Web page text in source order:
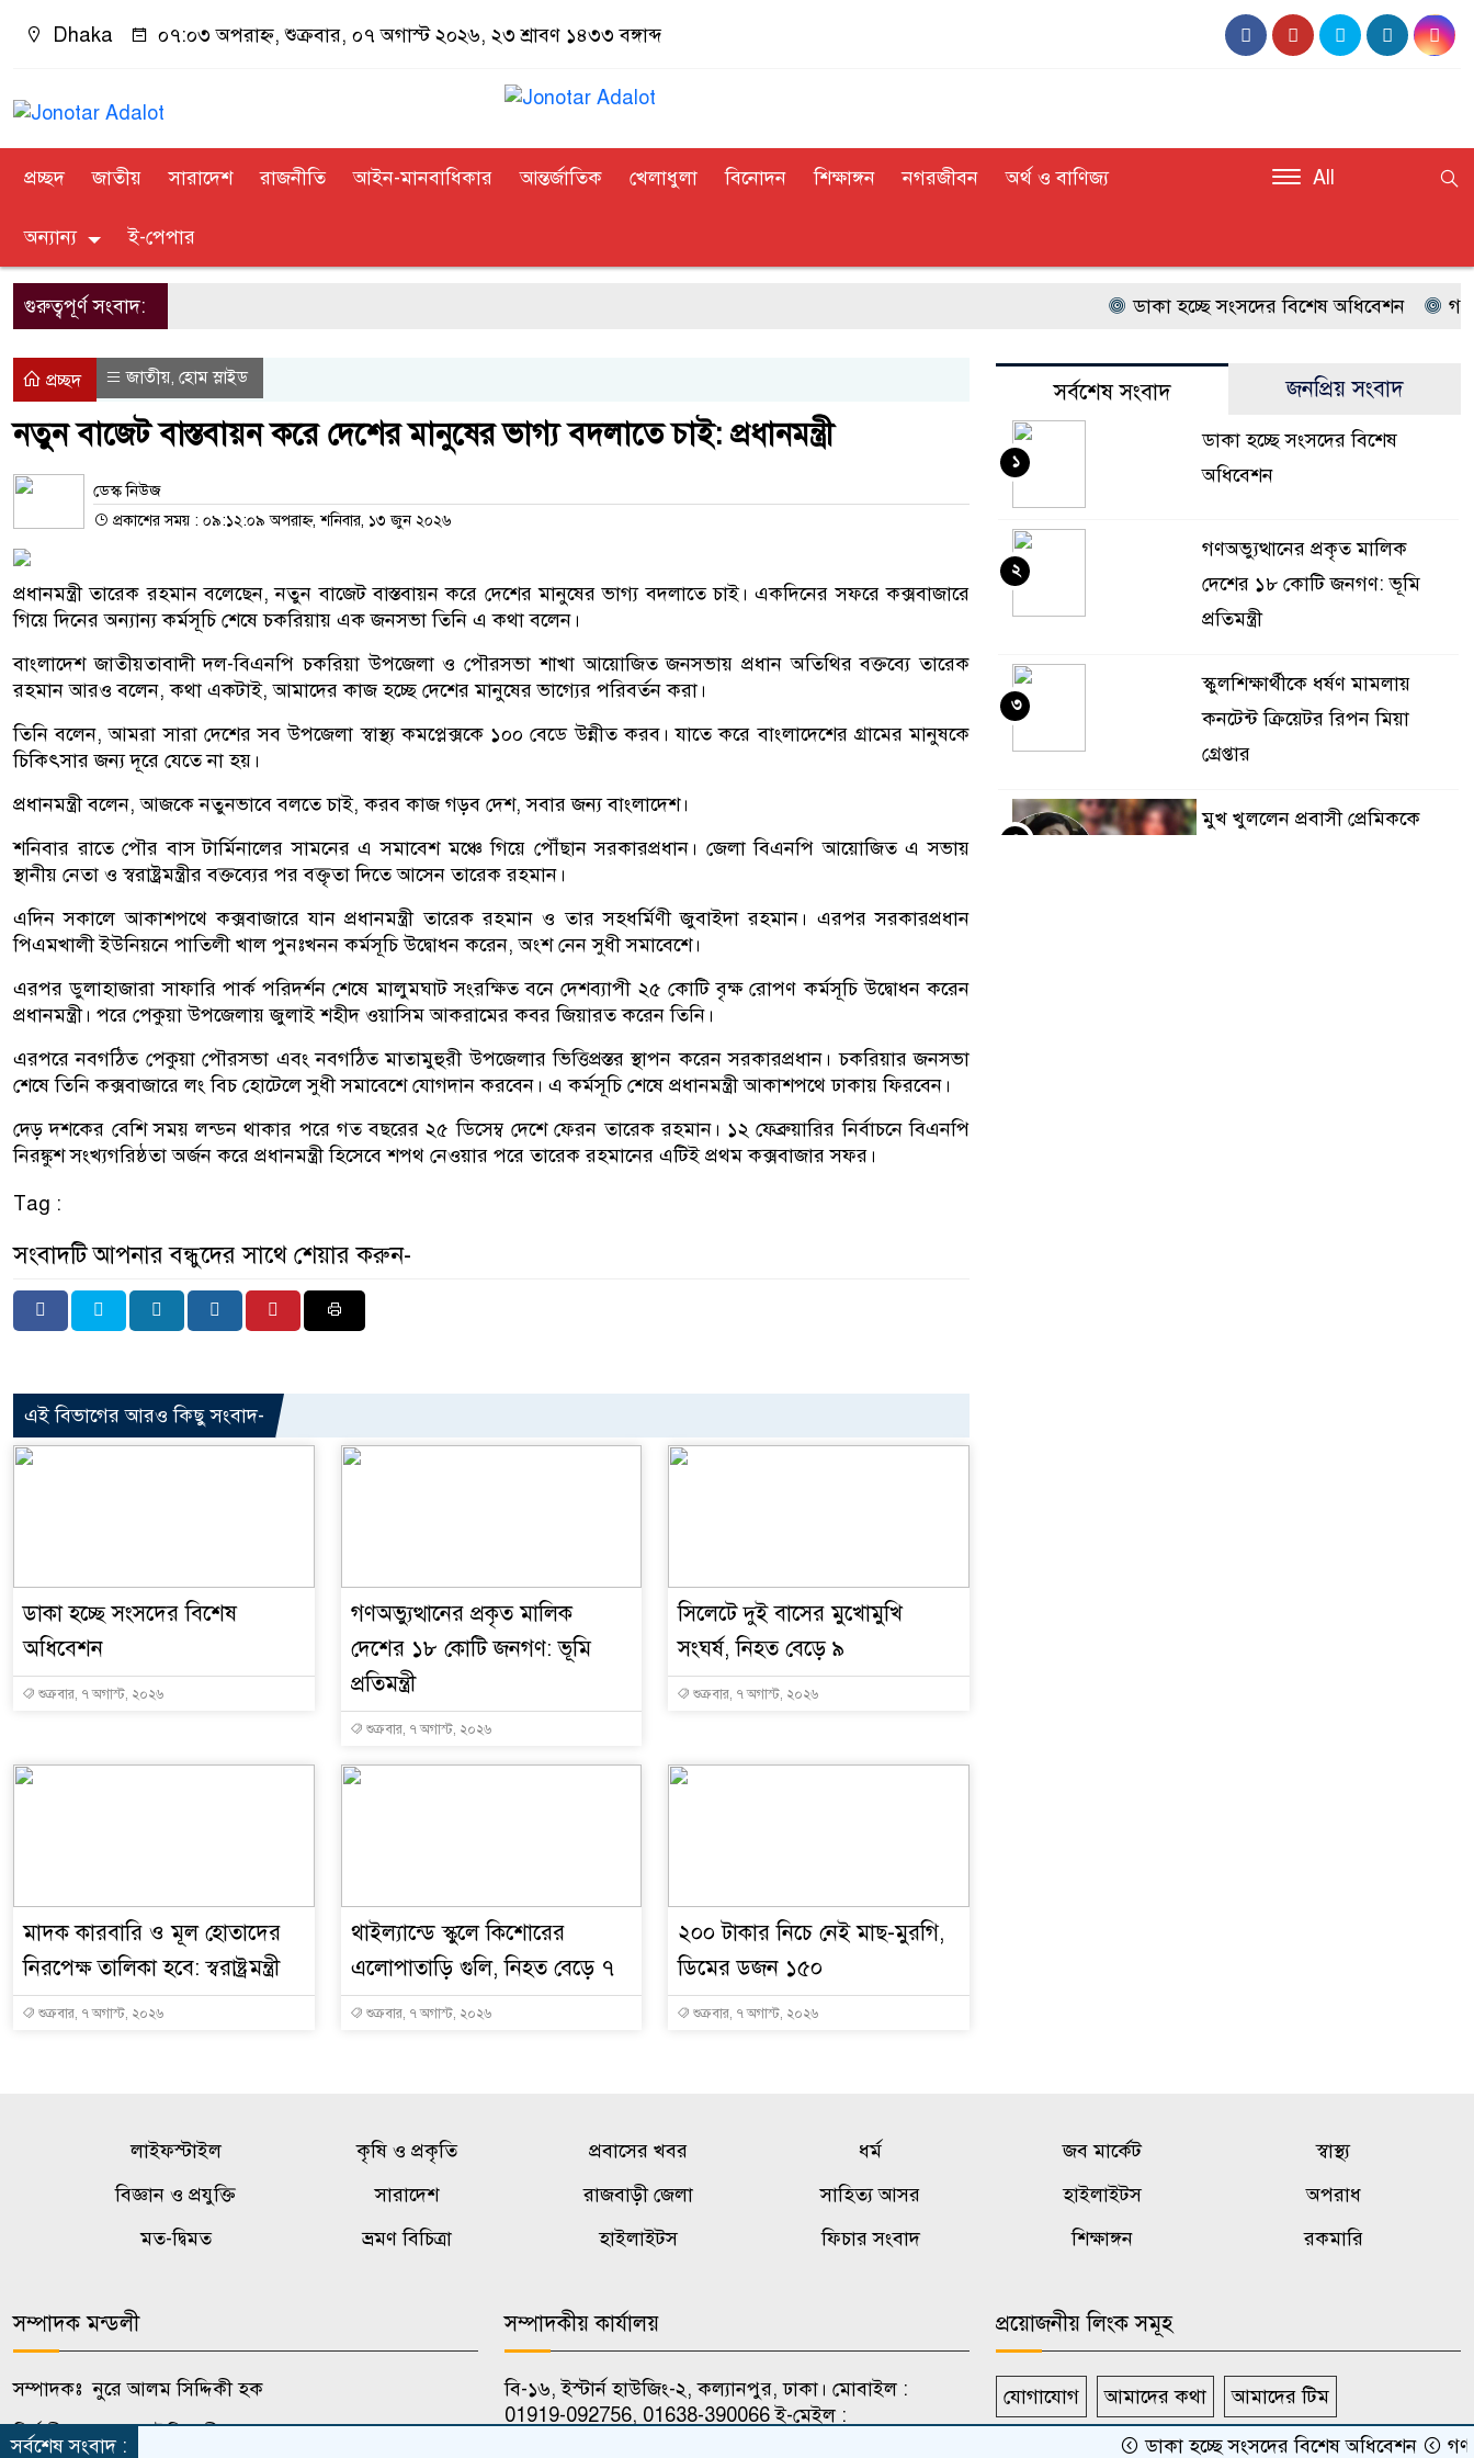
Dhaka ০৭:০৩ অপরাহ্ন, শুক্রবার, ০৭ অগাস্ট ২০২৬, ২৩ শ্রাবণ ১৪৩৩ বঙ্গাব্দ
প্রচ্ছদ জাতীয় সারাদেশ রাজনীতি আইন-মানবাধিকার আন্তর্জাতিক খেলাধুলা বিনোদন শিক্ষাঙ্গন নগরজীবন অর্থ ও বাণিজ্য
অন্যান্য ই-পেপার
All
গুরুত্বপূর্ণ সংবাদ: ডাকা হচ্ছে সংসদের বিশেষ অধিবেশন
প্রচ্ছদ জাতীয়, হোম স্লাইড
নতুন বাজেট বাস্তবায়ন করে দেশের মানুষের ভাগ্য বদলাতে চাই: প্রধানমন্ত্রী
ডেস্ক নিউজ
প্রকাশের সময় : ০৯:১২:০৯ অপরাহ্ন, শনিবার, ১৩ জুন ২০২৬
প্রধানমন্ত্রী তারেক রহমান বলেছেন, নতুন বাজেট বাস্তবায়ন করে দেশের মানুষের ভাগ্য বদলাতে চাই। একদিনের সফরে কক্সবাজারে
গিয়ে দিনের অন্যান্য কর্মসূচি শেষে চকরিয়ায় এক জনসভা তিনি এ কথা বলেন।
বাংলাদেশ জাতীয়তাবাদী দল-বিএনপি চকরিয়া উপজেলা ও পৌরসভা শাখা আয়োজিত জনসভায় প্রধান অতিথির বক্তব্যে তারেক
রহমান আরও বলেন, কথা একটাই, আমাদের কাজ হচ্ছে দেশের মানুষের ভাগ্যের পরিবর্তন করা।
তিনি বলেন, আমরা সারা দেশের সব উপজেলা স্বাস্থ্য কমপ্লেক্সকে ১০০ বেডে উন্নীত করব। যাতে করে বাংলাদেশের গ্রামের মানুষকে
চিকিৎসার জন্য দূরে যেতে না হয়।
প্রধানমন্ত্রী বলেন, আজকে নতুনভাবে বলতে চাই, করব কাজ গড়ব দেশ, সবার জন্য বাংলাদেশ।
শনিবার রাতে পৌর বাস টার্মিনালের সামনের এ সমাবেশ মঞ্চে গিয়ে পৌঁছান সরকারপ্রধান। জেলা বিএনপি আয়োজিত এ সভায়
স্থানীয় নেতা ও স্বরাষ্ট্রমন্ত্রীর বক্তব্যের পর বক্তৃতা দিতে আসেন তারেক রহমান।
এদিন সকালে আকাশপথে কক্সবাজারে যান প্রধানমন্ত্রী তারেক রহমান ও তার সহধর্মিণী জুবাইদা রহমান। এরপর সরকারপ্রধান
পিএমখালী ইউনিয়নে পাতিলী খাল পুনঃখনন কর্মসূচি উদ্বোধন করেন, অংশ নেন সুধী সমাবেশে।
এরপর ডুলাহাজারা সাফারি পার্ক পরিদর্শন শেষে মালুমঘাট সংরক্ষিত বনে দেশব্যাপী ২৫ কোটি বৃক্ষ রোপণ কর্মসূচি উদ্বোধন করেন
প্রধানমন্ত্রী। পরে পেকুয়া উপজেলায় জুলাই শহীদ ওয়াসিম আকরামের কবর জিয়ারত করেন তিনি।
এরপরে নবগঠিত পেকুয়া পৌরসভা এবং নবগঠিত মাতামুহুরী উপজেলার ভিত্তিপ্রস্তর স্থাপন করেন সরকারপ্রধান। চকরিয়ার জনসভা
শেষে তিনি কক্সবাজারে লং বিচ হোটেলে সুধী সমাবেশে যোগদান করবেন। এ কর্মসূচি শেষে প্রধানমন্ত্রী আকাশপথে ঢাকায় ফিরবেন।
দেড় দশকের বেশি সময় লন্ডন থাকার পরে গত বছরের ২৫ ডিসেম্ব দেশে ফেরন তারেক রহমান। ১২ ফেব্রুয়ারির নির্বাচনে বিএনপি
নিরঙ্কুশ সংখ্যগরিষ্ঠতা অর্জন করে প্রধানমন্ত্রী হিসেবে শপথ নেওয়ার পরে তারেক রহমানের এটিই প্রথম কক্সবাজার সফর।
Tag :
সংবাদটি আপনার বন্ধুদের সাথে শেয়ার করুন-
এই বিভাগের আরও কিছু সংবাদ-
ডাকা হচ্ছে সংসদের বিশেষ
অধিবেশন
শুক্রবার, ৭ অগাস্ট, ২০২৬
গণঅভ্যুত্থানের প্রকৃত মালিক
দেশের ১৮ কোটি জনগণ: ভূমি
প্রতিমন্ত্রী
শুক্রবার, ৭ অগাস্ট, ২০২৬
সিলেটে দুই বাসের মুখোমুখি
সংঘর্ষ, নিহত বেড়ে ৯
শুক্রবার, ৭ অগাস্ট, ২০২৬
মাদক কারবারি ও মূল হোতাদের
নিরপেক্ষ তালিকা হবে: স্বরাষ্ট্রমন্ত্রী
শুক্রবার, ৭ অগাস্ট, ২০২৬
থাইল্যান্ডে স্কুলে কিশোরের
এলোপাতাড়ি গুলি, নিহত বেড়ে ৭
শুক্রবার, ৭ অগাস্ট, ২০২৬
২০০ টাকার নিচে নেই মাছ-মুরগি,
ডিমের ডজন ১৫০
শুক্রবার, ৭ অগাস্ট, ২০২৬
সর্বশেষ সংবাদ জনপ্রিয় সংবাদ
ডাকা হচ্ছে সংসদের বিশেষ
অধিবেশন
১
গণঅভ্যুত্থানের প্রকৃত মালিক
দেশের ১৮ কোটি জনগণ: ভূমি
প্রতিমন্ত্রী
২
স্কুলশিক্ষার্থীকে ধর্ষণ মামলায়
কনটেন্ট ক্রিয়েটর রিপন মিয়া
গ্রেপ্তার
৩
মুখ খুললেন প্রবাসী প্রেমিককে
৪
লাইফস্টাইল কৃষি ও প্রকৃতি প্রবাসের খবর ধর্ম জব মার্কেট
স্বাস্থ্য
বিজ্ঞান ও প্রযুক্তি
সারাদেশ রাজবাড়ী জেলা সাহিত্য আসর হাইলাইটস
অপরাধ
মত-দ্বিমত
ভ্রমণ বিচিত্রা হাইলাইটস ফিচার সংবাদ শিক্ষাঙ্গন রকমারি
সম্পাদক মন্ডলী
সম্পাদকঃ নুরে আলম সিদ্দিকী হক
নির্বাহী সম্পাদকঃ সৌমিত্র শীল চন্দন
সম্পাদকীয় কার্যালয়
বি-১৬, ইস্টার্ন হাউজিং-২, কল্যানপুর, ঢাকা। মোবাইল :
01919-092756, 01638-390066 ই-মেইল :
প্রয়োজনীয় লিংক সমূহ
যোগাযোগ আমাদের কথা আমাদের টিম
বিজ্ঞাপন মূল্য তালিকা গোপনীয়তার নীতিমালা
সর্বশেষ সংবাদ : ডাকা হচ্ছে সংসদের বিশেষ অধিবেশন